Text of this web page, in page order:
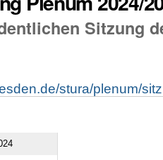
Sitzung
stura/plenum/